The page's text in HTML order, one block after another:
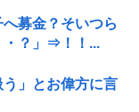
募金？そいつら
・？」⇒！！...
う」とお偉方に言